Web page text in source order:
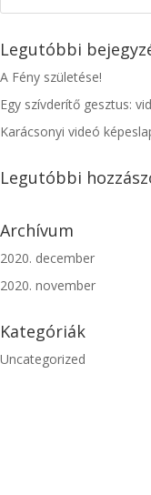
Legutóbbi
A Fény születése!
Egy szívderítő gesztus:
Karácsonyi videó
Legutóbbi
Archívum
2020. december
2020. november
Kategóriák
Uncategorized